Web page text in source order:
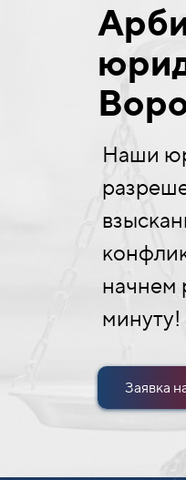
Наши
начнем
минуту!
Заявка